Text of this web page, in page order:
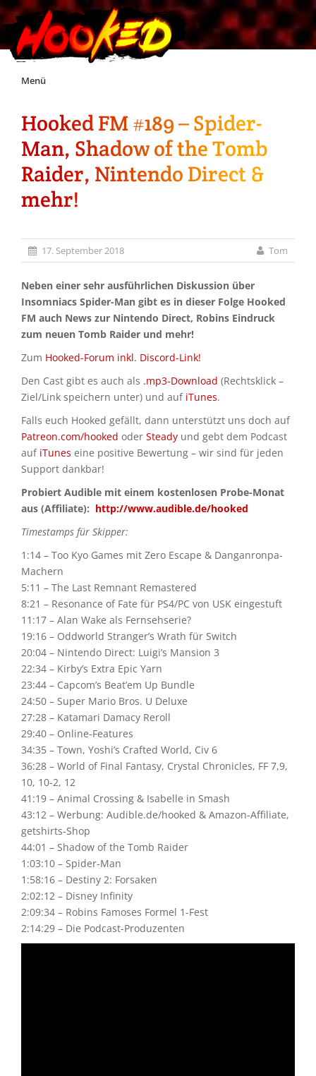
Skip
Menü
Unterstützt Hooked!
Exklusiv für Supporter*innen
Impressum
Jobs
Discord
Hooked FM #189 – Spider-
Man, Shadow of the Tomb
Raider, Nintendo Direct &
mehr!
17. September 2018 Tom
Neben einer sehr ausführlichen Diskussion über
Insomniacs Spider-Man gibt es in dieser Folge Hooked
FM auch News zur Nintendo Direct, Robins Eindruck
zum neuen Tomb Raider und mehr!
Zum Hooked-Forum inkl. Discord-Link!
Den Cast gibt es auch als .mp3-Download (Rechtsklick –
Ziel/Link speichern unter) und auf iTunes.
Falls euch Hooked gefällt, dann unterstützt uns doch auf
Patreon.com/hooked oder Steady und gebt dem Podcast
auf iTunes eine positive Bewertung – wir sind für jeden
Support dankbar!
Probiert Audible mit einem kostenlosen Probe-Monat
aus (Affiliate): http://www.audible.de/hooked
Timestamps für Skipper:
1:14 – Too Kyo Games mit Zero Escape & Danganronpa-
Machern
5:11 – The Last Remnant Remastered
8:21 – Resonance of Fate für PS4/PC von USK eingestuft
11:17 – Alan Wake als Fernsehserie?
19:16 – Oddworld Stranger’s Wrath für Switch
20:04 – Nintendo Direct: Luigi’s Mansion 3
22:34 – Kirby’s Extra Epic Yarn
23:44 – Capcom’s Beat’em Up Bundle
24:50 – Super Mario Bros. U Deluxe
27:28 – Katamari Damacy Reroll
29:40 – Online-Features
34:35 – Town, Yoshi’s Crafted World, Civ 6
36:28 – World of Final Fantasy, Crystal Chronicles, FF 7,9,
10, 10-2, 12
41:19 – Animal Crossing & Isabelle in Smash
43:12 – Werbung: Audible.de/hooked & Amazon-Affiliate,
getshirts-Shop
44:01 – Shadow of the Tomb Raider
1:03:10 – Spider-Man
1:58:16 – Destiny 2: Forsaken
2:02:12 – Disney Infinity
2:09:34 – Robins Famoses Formel 1-Fest
2:14:29 – Die Podcast-Produzenten